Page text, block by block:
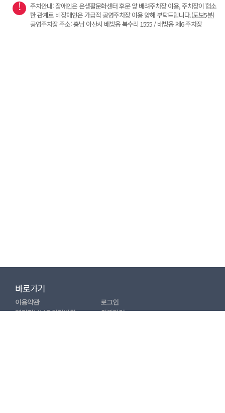
주차안내: 장애인은 온생활문화센터 후문 앞 배려주차장 이용, 주차장이 협소
한 관계로 비장애인은 가급적 공영주차장 이용 양해 부탁드립니다.(도보5분)
공영주차장 주소: 충남 아산시 배방읍 북수리 1555 / 배방읍 제6 주차장
바로가기
이용약관
로그인
개인정보보호처리방침
회원가입